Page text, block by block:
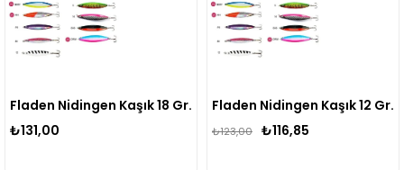
Fladen Nidingen Kaşık 18 Gr.
₺131,00
Fladen Nidingen Kaşık 12 Gr.
₺116,85
₺123,00